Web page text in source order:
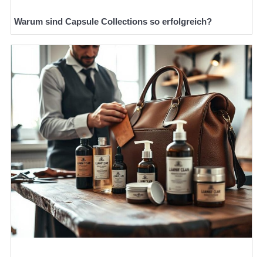
Warum sind Capsule Collections so erfolgreich?